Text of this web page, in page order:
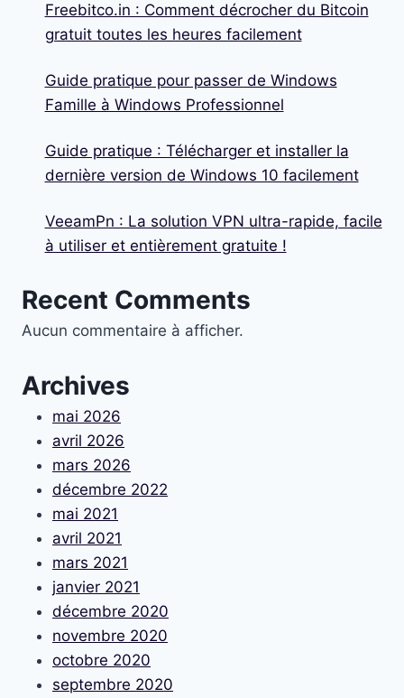
Freebitco.in : Comment décrocher du Bitcoin
gratuit toutes les heures facilement
Guide pratique pour passer de Windows
Famille à Windows Professionnel
Guide pratique : Télécharger et installer la
dernière version de Windows 10 facilement
VeeamPn : La solution VPN ultra-rapide, facile
à utiliser et entièrement gratuite !
Recent Comments
Aucun commentaire à afficher.
Archives
mai 2026
avril 2026
mars 2026
décembre 2022
mai 2021
avril 2021
mars 2021
janvier 2021
décembre 2020
novembre 2020
octobre 2020
septembre 2020